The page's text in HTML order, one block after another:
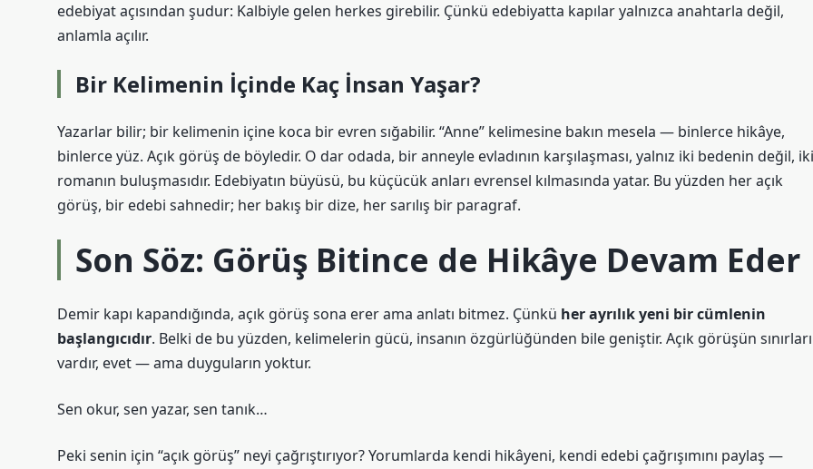
edebiyat açısından şudur: Kalbiyle gelen herkes girebilir. Çünkü edebiyatta kapılar yalnızca anahtarla değil,
anlamla açılır.
Bir Kelimenin İçinde Kaç İnsan Yaşar?
Yazarlar bilir; bir kelimenin içine koca bir evren sığabilir. “Anne” kelimesine bakın mesela — binlerce hikâye,
binlerce yüz. Açık görüş de böyledir. O dar odada, bir anneyle evladının karşılaşması, yalnız iki bedenin değil, iki
romanın buluşmasıdır. Edebiyatın büyüsü, bu küçücük anları evrensel kılmasında yatar. Bu yüzden her açık
görüş, bir edebi sahnedir; her bakış bir dize, her sarılış bir paragraf.
Son Söz: Görüş Bitince de Hikâye Devam Eder
Demir kapı kapandığında, açık görüş sona erer ama anlatı bitmez. Çünkü her ayrılık yeni bir cümlenin
başlangıcıdır. Belki de bu yüzden, kelimelerin gücü, insanın özgürlüğünden bile geniştir. Açık görüşün sınırları
vardır, evet — ama duyguların yoktur.
Sen okur, sen yazar, sen tanık…
Peki senin için “açık görüş” neyi çağrıştırıyor? Yorumlarda kendi hikâyeni, kendi edebi çağrışımını paylaş —